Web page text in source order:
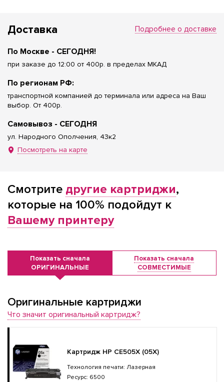
Доставка
По Москве - СЕГОДНЯ!
при заказе до 12:00 от 400р. в пределах МКАД
По регионам РФ:
транспортной компанией до терминала или адреса на Ваш
выбор. От 400р.
Самовывоз - СЕГОДНЯ
ул. Народного Ополчения, 43к2
Посмотреть на карте
Подробнее о доставке
Смотрите другие картриджи,
которые на 100% подойдут к
Вашему принтеру
Показать сначала
ОРИГИНАЛЬНЫЕ
Показать сначала
СОВМЕСТИМЫЕ
Оригинальные картриджи
Что значит оригинальный картридж?
Картридж HP CE505X (05X)
Технология печати: Лазерная
Ресурс: 6500